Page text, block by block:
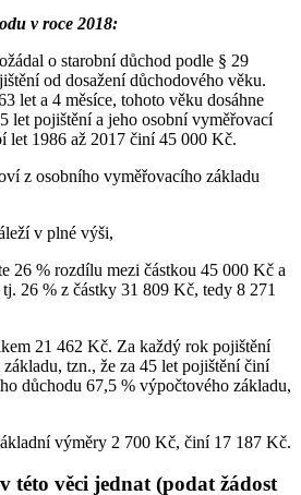
v roce 2018:
o starobní důchod podle § 29
od dosažení důchodového věku.
let a 4 měsíce, tohoto věku dosáhne
let pojištění a jeho osobní vyměřovací
let 1986 až 2017 činí 45 000 Kč.
z osobního vyměřovacího základu
v plné výši,
26 % rozdílu mezi částkou 45 000 Kč a
26 % z částky 31 809 Kč, tedy 8 271
21 462 Kč. Za každý rok pojištění
tzn., že za 45 let pojištění činí
důchodu 67,5 % výpočtového základu,
výměry 2 700 Kč, činí 17 187 Kč.
této věci jednat (podat žádost